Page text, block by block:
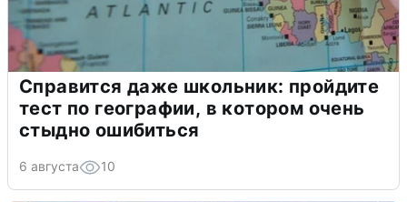
Справится даже школьник: пройдите
тест по географии, в котором очень
стыдно ошибиться
6 августа 10